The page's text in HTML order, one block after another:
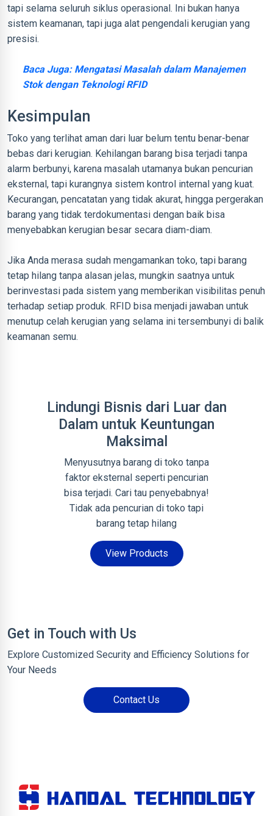
tapi selama seluruh siklus operasional. Ini bukan hanya
sistem keamanan, tapi juga alat pengendali kerugian yang
presisi.
Baca Juga: Mengatasi Masalah dalam Manajemen
Stok dengan Teknologi RFID
Kesimpulan
Toko yang terlihat aman dari luar belum tentu benar-benar
bebas dari kerugian. Kehilangan barang bisa terjadi tanpa
alarm berbunyi, karena masalah utamanya bukan pencurian
eksternal, tapi kurangnya sistem kontrol internal yang kuat.
Kecurangan, pencatatan yang tidak akurat, hingga pergerakan
barang yang tidak terdokumentasi dengan baik bisa
menyebabkan kerugian besar secara diam-diam.
Jika Anda merasa sudah mengamankan toko, tapi barang
tetap hilang tanpa alasan jelas, mungkin saatnya untuk
berinvestasi pada sistem yang memberikan visibilitas penuh
terhadap setiap produk. RFID bisa menjadi jawaban untuk
menutup celah kerugian yang selama ini tersembunyi di balik
keamanan semu.
Lindungi Bisnis dari Luar dan
Dalam untuk Keuntungan
Maksimal
Menyusutnya barang di toko tanpa
faktor eksternal seperti pencurian
bisa terjadi. Cari tau penyebabnya!
Tidak ada pencurian di toko tapi
barang tetap hilang
View Products
Get in Touch with Us
Explore Customized Security and Efficiency Solutions for
Your Needs
Contact Us